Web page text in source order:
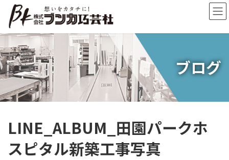
ン
ツ
へ
ス
キ
ッ
プ
ー
シ
ョ
ン
に
移
動
ブログ
LINE_ALBUM_田園パークホ
スピタル新築工事写真